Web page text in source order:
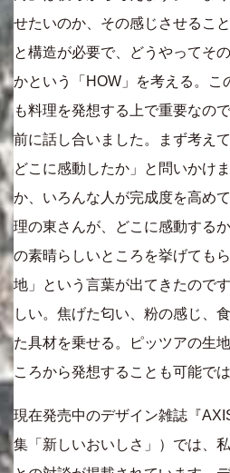
せたいのか、その感じさせるこ
と構造が必要で、どうやってそ
かという「HOW」を考える。こ
も料理を発想する上で重要なの
前に話し合いました。まず考え
どこに感動したか」と問いかけ
か、いろんな人が完成度を高め
理の東さんが、どこに感動する
の素晴らしいところを挙げても
地」という言葉が出てきたので
しい。焦げた匂い、粉の感じ、
た具材を乗せる。ピッツアの生
ころから発想することも可能で
現在発売中のデザイン雑誌『
集「新しいおいしさ」）では、